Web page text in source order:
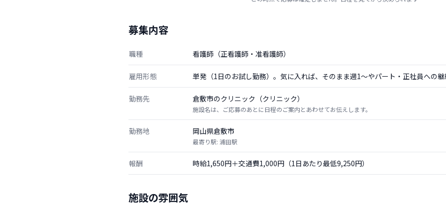
募集内容
職種 看護師（正看護師・准看護師）
雇用形態 単発（1日のお試し勤務）。気に入れば、そのまま週1〜やパート・正社員への継
勤務先 倉敷市のクリニック（クリニック）
施設名は、ご応募のあとに日程のご案内とあわせてお伝えします。
勤務地 岡山県倉敷市
最寄り駅: 浦田駅
報酬 時給1,650円＋交通費1,000円（1日あたり最低9,250円）
施設の雰囲気